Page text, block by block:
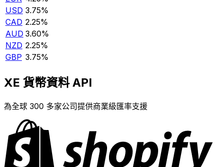
USD 3.75%
CAD 2.25%
AUD 3.60%
NZD 2.25%
GBP 3.75%
XE 貨幣資料 API
為全球 300 多家公司提供商業級匯率支援